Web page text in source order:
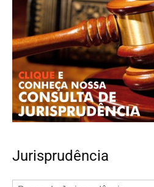
Jurisprudência